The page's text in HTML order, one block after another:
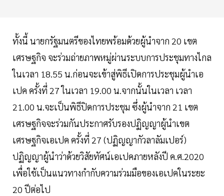
ทั้งนี้ นายกรัฐมนตรีของไทยพร้อมด้วยผู้นำจาก 20 เขต
เศรษฐกิจ จะร่วมถ่ายภาพหมู่ผ่านระบบการประชุมทางไกล
ในเวลา 18.55 น.ก่อนจะเข้าสู่พิธีเปิดการประชุมผู้นำเอ
เปค ครั้งที่ 27 ในเวลา 19.00 น.จากนั้นในเวลา เวลา
21.00 น.จะเป็นพิธีปิดการประชุม ซึ่งผู้นำจาก 21 เขต
เศรษฐกิจจะร่วมกันประกาศรับรองปฏิญญาผู้นำเขต
เศรษฐกิจเอเปค ครั้งที่ 27 (ปฏิญญากัวลาลัมเปอร์)
ปฏิญญาผู้นำว่าด้วยวิสัยทัศน์เอเปคภายหลังปี ค.ศ.2020
เพื่อใช้เป็นแนวทางกำกับความร่วมมือของเอเปคในระยะ
20 ปีต่อไป